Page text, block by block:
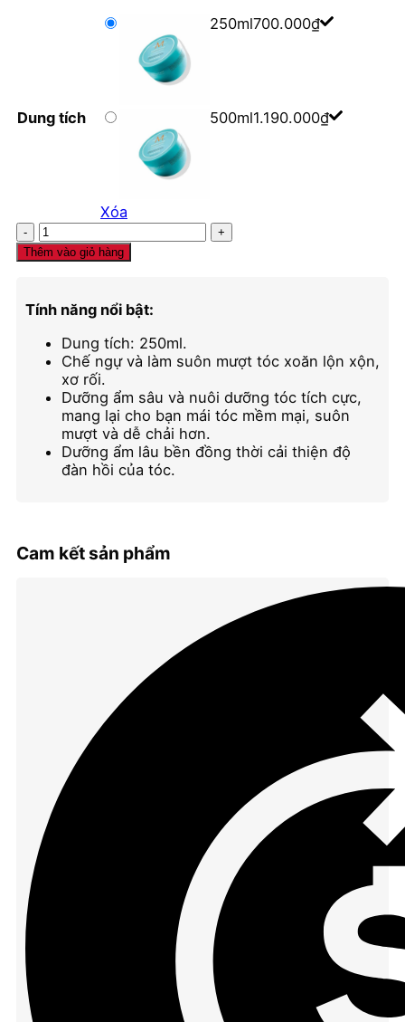
Dung tích
250ml700.000₫
500ml1.190.000₫
Xóa
Kem
ủ
tóc
mượt
Moroccanoil
Smoothing
Mask
lượng
Thêm vào giỏ hàng
Tính năng nổi bật:
Dung tích: 250ml.
Chế ngự và làm suôn mượt tóc xoăn lộn xộn,
xơ rối.
Dưỡng ẩm sâu và nuôi dưỡng tóc tích cực,
mang lại cho bạn mái tóc mềm mại, suôn
mượt và dễ chải hơn.
Dưỡng ẩm lâu bền đồng thời cải thiện độ
đàn hồi của tóc.
Cam kết sản phẩm